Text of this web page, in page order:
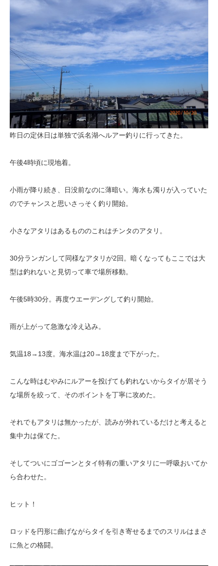
昨日の定休日は単独で浜名湖へルアー釣りに行ってきた。
午後4時頃に現地着。
小雨が降り続き、日没前なのに薄暗い。海水も濁りが入っていた
のでチャンスと思いさっそく釣り開始。
小さなアタリはあるもののこれはチンタのアタリ。
30分ランガンして同様なアタリが2回。暗くなってもここでは大
型は釣れないと見切って車で場所移動。
午後5時30分。再度ウエーデングして釣り開始。
雨が上がって急激な冷え込み。
気温18→13度。海水温は20→18度まで下がった。
こんな時はむやみにルアーを投げても釣れないからタイが居そう
な場所を絞って、そのポイントを丁寧に攻めた。
それでもアタリは無かったが、読みが外れているだけと考えると
集中力は保てた。
そしてついにゴゴーンとタイ特有の重いアタリに一呼吸おいてか
ら合わせた。
ヒット！
ロッドを円形に曲げながらタイを引き寄せるまでのスリルはまさ
に魚との格闘。